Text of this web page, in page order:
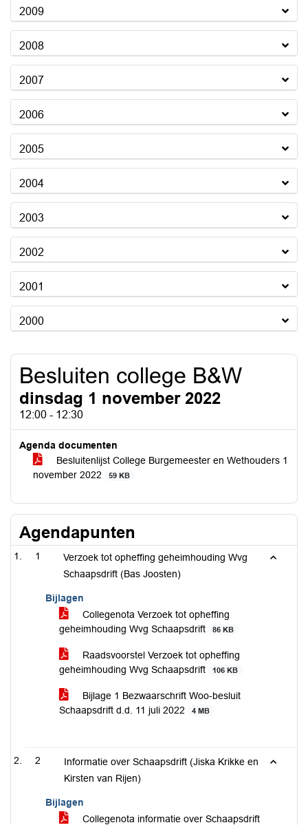
2009
2008
2007
2006
2005
2004
2003
2002
2001
2000
Besluiten college B&W
dinsdag 1 november 2022
12:00 - 12:30
Agenda documenten
Besluitenlijst College Burgemeester en Wethouders 1
november 2022
59 KB
Agendapunten
1
Verzoek tot opheffing geheimhouding Wvg
Schaapsdrift (Bas Joosten)
Bijlagen
Collegenota Verzoek tot opheffing
geheimhouding Wvg Schaapsdrift
86 KB
Raadsvoorstel Verzoek tot opheffing
geheimhouding Wvg Schaapsdrift
106 KB
Bijlage 1 Bezwaarschrift Woo-besluit
Schaapsdrift d.d. 11 juli 2022
4 MB
2
Informatie over Schaapsdrift (Jiska Krikke en
Kirsten van Rijen)
Bijlagen
Collegenota informatie over Schaapsdrift